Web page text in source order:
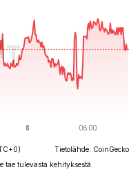
Tietolähde: CoinGecko
tae tulevasta kehityksestä.